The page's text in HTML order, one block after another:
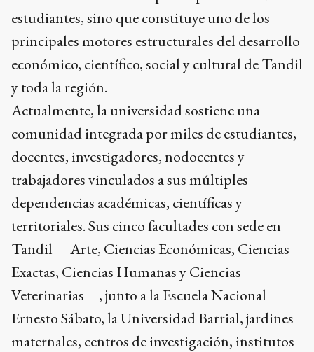
estudiantes, sino que constituye uno de los
principales motores estructurales del desarrollo
económico, científico, social y cultural de Tandil
y toda la región.
Actualmente, la universidad sostiene una
comunidad integrada por miles de estudiantes,
docentes, investigadores, nodocentes y
trabajadores vinculados a sus múltiples
dependencias académicas, científicas y
territoriales. Sus cinco facultades con sede en
Tandil —Arte, Ciencias Económicas, Ciencias
Exactas, Ciencias Humanas y Ciencias
Veterinarias—, junto a la Escuela Nacional
Ernesto Sábato, la Universidad Barrial, jardines
maternales, centros de investigación, institutos